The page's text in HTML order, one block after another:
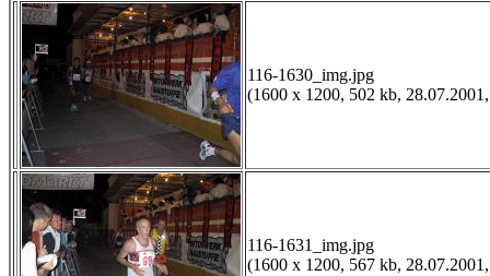
116-1630_img.jpg
(1600 x 1200, 502 kb,
116-1631_img.jpg
(1600 x 1200, 567 kb,